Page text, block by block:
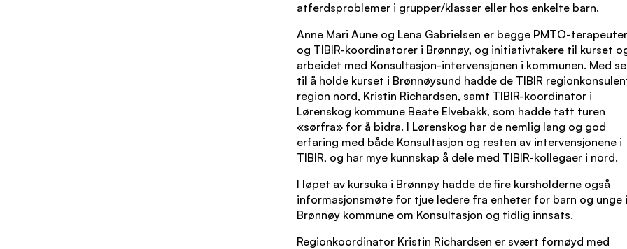
atferdsproblemer i grupper/klasser eller hos enkelte barn.
Anne Mari Aune og Lena Gabrielsen er begge PMTO-terapeuter
og TIBIR-koordinatorer i Brønnøy, og initiativtakere til kurset
arbeidet med Konsultasjon-intervensjonen i kommunen. Med
til å holde kurset i Brønnøysund hadde de TIBIR
region nord, Kristin Richardsen, samt TIBIR-koordinator i
Lørenskog kommune Beate Elvebakk, som hadde tatt turen
«sørfra» for å bidra. I Lørenskog har de nemlig lang og god
erfaring med både Konsultasjon og resten av intervensjonene i
TIBIR, og har mye kunnskap å dele med TIBIR-kollegaer i nord.
I løpet av kursuka i Brønnøy hadde de fire kursholderne også
informasjonsmøte for tjue ledere fra enheter for barn og unge i
Brønnøy kommune om Konsultasjon og tidlig innsats.
Regionkoordinator Kristin Richardsen er svært fornøyd med